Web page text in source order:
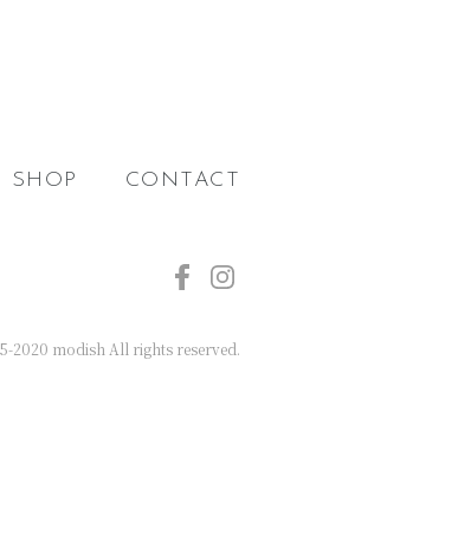
SHOP CONTACT
2020 modish All rights reserved.